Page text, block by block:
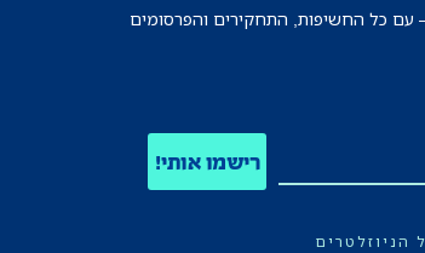
– עם כל החשיפות, התחקירים והפרסומים
רישמו אותי!
הניוזלטרים